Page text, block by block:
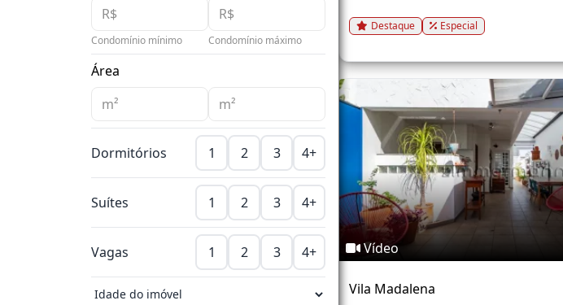
Condomínio mínimo Condomínio máximo
Área
Dormitórios 1 2 3 4+
Suítes 1 2 3 4+
Vagas 1 2 3 4+
Destaque Especial
Vídeo
Vila Madalena